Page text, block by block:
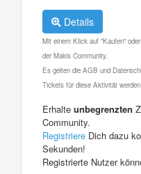
Details
Mit einem Klick auf "Kaufen"
der Makis Community.
Es gelten die AGB und
Tickets für diese Aktivität
Erhalte unbegrenzten
Community.
Registriere Dich dazu
Sekunden!
Registrierte Nutzer